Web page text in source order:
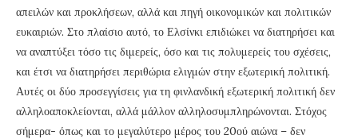
απειλών και προκλήσεων, αλλά και πηγή οικονομικών και πολιτικών
ευκαιριών. Στο πλαίσιο αυτό, το Ελσίνκι επιδιώκει να διατηρήσει και
να αναπτύξει τόσο τις διμερείς, όσο και τις πολυμερείς του σχέσεις,
και έτσι να διατηρήσει περιθώρια ελιγμών στην εξωτερική πολιτική.
Αυτές οι δύο προσεγγίσεις για τη φινλανδική εξωτερική πολιτική δεν
αλληλοαποκλείονται, αλλά μάλλον αλληλοσυμπληρώνονται. Στόχος
σήμερα- όπως και το μεγαλύτερο μέρος του 20ού αιώνα – δεν